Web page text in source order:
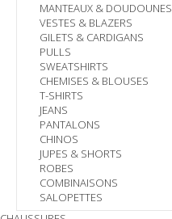
MANTEAUX & DOUDOUNES
VESTES & BLAZERS
GILETS & CARDIGANS
PULLS
SWEATSHIRTS
CHEMISES & BLOUSES
T-SHIRTS
JEANS
PANTALONS
CHINOS
JUPES & SHORTS
ROBES
COMBINAISONS
SALOPETTES